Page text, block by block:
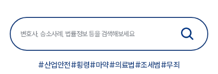
#산업안전#횡령#마약#의료법#조세범#무죄